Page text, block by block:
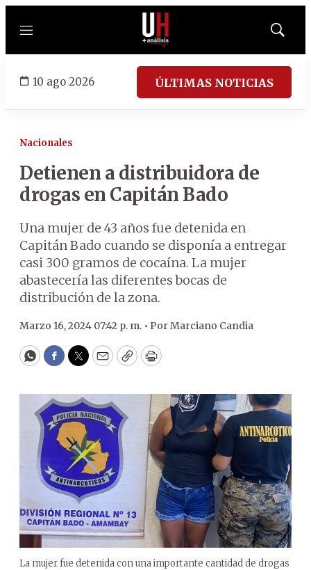
Menú
Mostrar
10 ago 2026 ÚLTIMAS NOTICIAS
Nacionales
Detienen a distribuidora de
drogas en Capitán Bado
Una mujer de 43 años fue detenida en
Capitán Bado cuando se disponía a entregar
casi 300 gramos de cocaína. La mujer
abastecería las diferentes bocas de
distribución de la zona.
Marzo 16, 2024 07:42 p. m. • PorMarciano Candia
WhatsApp
Facebook
Twitter
EmailCopyPrint
La mujer fue detenida con una importante cantidad de drogas